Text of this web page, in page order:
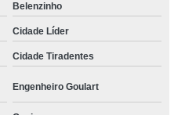
Belenzinho
Cidade Líder
Cidade Tiradentes
Engenheiro Goulart